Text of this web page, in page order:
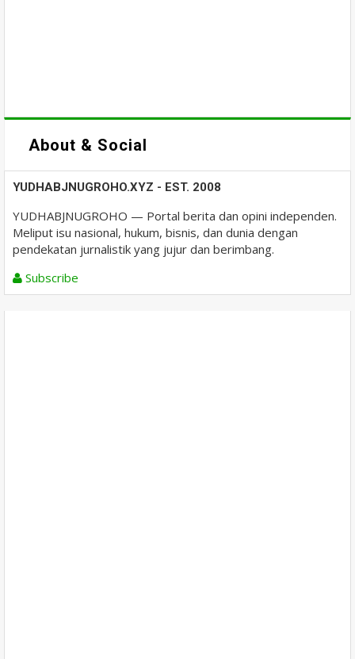
About & Social
YUDHABJNUGROHO.XYZ - EST. 2008
YUDHABJNUGROHO — Portal berita dan opini independen.
Meliput isu nasional, hukum, bisnis, dan dunia dengan
pendekatan jurnalistik yang jujur dan berimbang.
Subscribe